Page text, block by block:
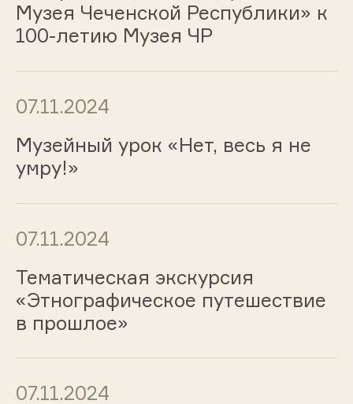
Музея Чеченской Республики» к
100-летию Музея ЧР
07.11.2024
Музейный урок «Нет, весь я не
умру!»
07.11.2024
Тематическая экскурсия
«Этнографическое путешествие
в прошлое»
07.11.2024